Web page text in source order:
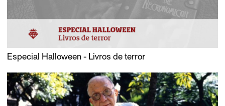
Especial Halloween - Livros de terror